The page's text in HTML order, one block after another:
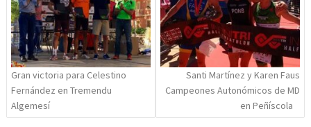
Gran victoria para Celestino
Fernández en Tremendu
Algemesí
Santi Martínez y Karen Faus
Campeones Autonómicos de MD
en Peñíscola